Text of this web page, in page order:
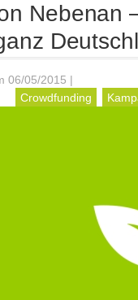
Nebenan
06/05/2015 |
Crowdfunding